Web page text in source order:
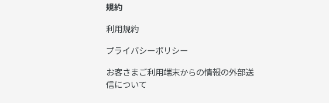
規約
利用規約
プライバシーポリシー
お客さまご利用端末からの情報の外部送
信について